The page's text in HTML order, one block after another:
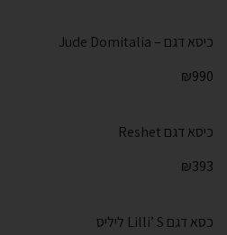
כיסא דגם – Jude Domitalia
₪990
כיסא דגם Reshet
₪393
כסא דגם Lilli’ S ליליס